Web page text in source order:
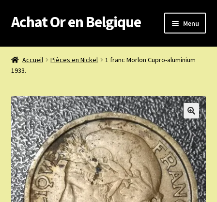
Aller
à
navigation
Aller
au
Achat Or en Belgique Menu
Achat or en Belgique
Boutique or et argent
Confidentialité
Heures d’ouverture
Nous achetons
Accueil Pièces en Nickel
1 franc Morlon Cupro-aluminium
1933.